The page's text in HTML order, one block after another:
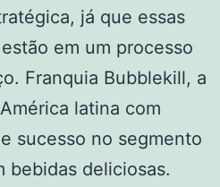
já que essas
em um processo
Franquia Bubblekill, a
latina com
sucesso no segmento
bebidas deliciosas.